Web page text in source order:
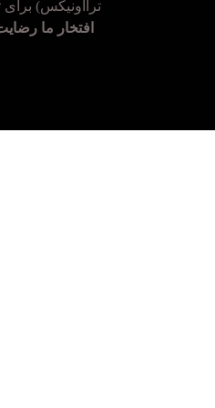
ترااونیکس) برای
افتخار ما